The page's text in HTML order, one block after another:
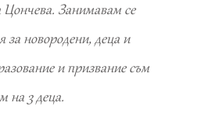
Цончева. Занимавам се
за новородени, деца и
и призвание съм
на 3 деца.